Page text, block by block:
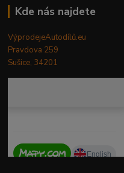
Kde nás najdete
VýprodejeAutodílů.eu
Pravdova 259
Sušice, 34201